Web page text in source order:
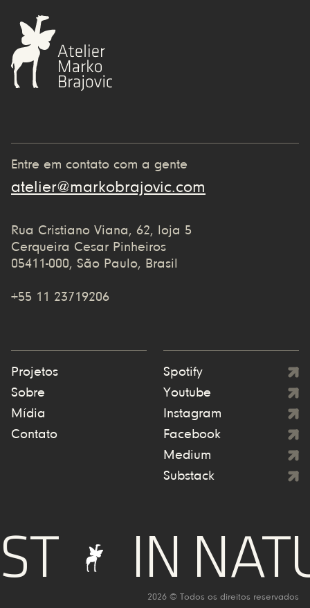
Entre em contato com a gente
atelier@markobrajovic.com
Rua Cristiano Viana, 62, loja 5
Cerqueira Cesar Pinheiros
05411-000, São Paulo, Brasil
+55 11 23719206
Projetos
Sobre
Mídia
Contato
Spotify
Youtube
Instagram
Facebook
Medium
Substack
IN
2026 © Todos os direitos reservados